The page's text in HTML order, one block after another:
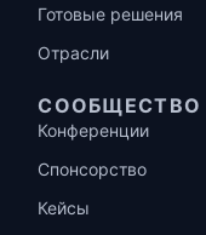
Готовые решения
Отрасли
СООБЩЕСТВО
Конференции
Спонсорство
Кейсы